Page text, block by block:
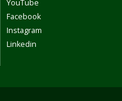
YouTube
Facebook
Instagram
Linkedin